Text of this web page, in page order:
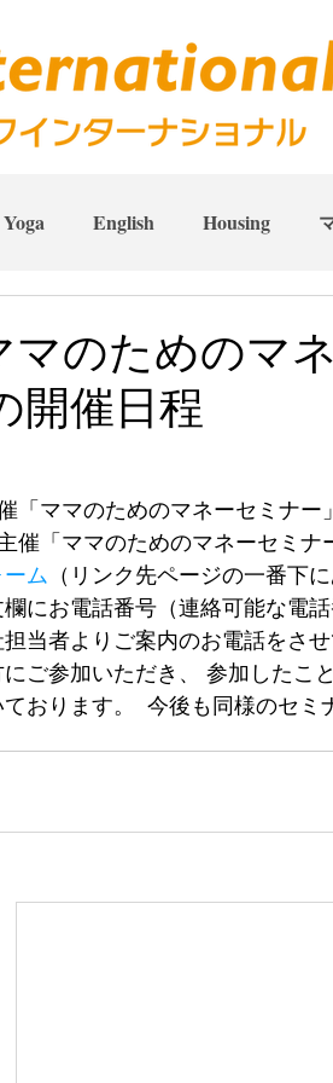
Yoga English Housing
マのためのマ
開催日程
「ママのためのマネーセミナー
催「ママのためのマネーセミナ
ーム （リンク先ページの一番下
にお電話番号（連絡可能な電
当者よりご案内のお電話をさ
ご参加いただき、 参加したこ
おります。 ​ 今後も同様のセミ